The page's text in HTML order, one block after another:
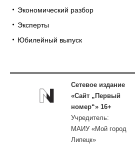
Экономический разбор
Эксперты
Юбилейный выпуск
Сетевое издание
«Сайт „Первый
номер“» 16+
Учредитель:
МАИУ «Мой город
Липецк»